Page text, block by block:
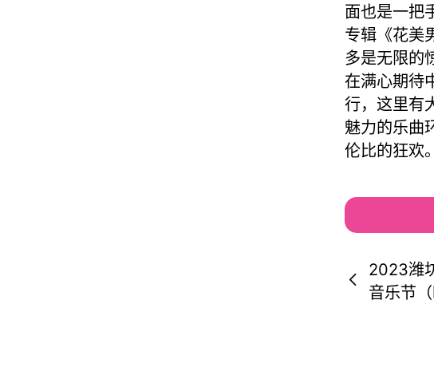
面也是一把
专辑《花美
多是无限的
在满心期待
行，这里有
魅力的乐曲
伦比的狂欢。
2023潍
音乐节